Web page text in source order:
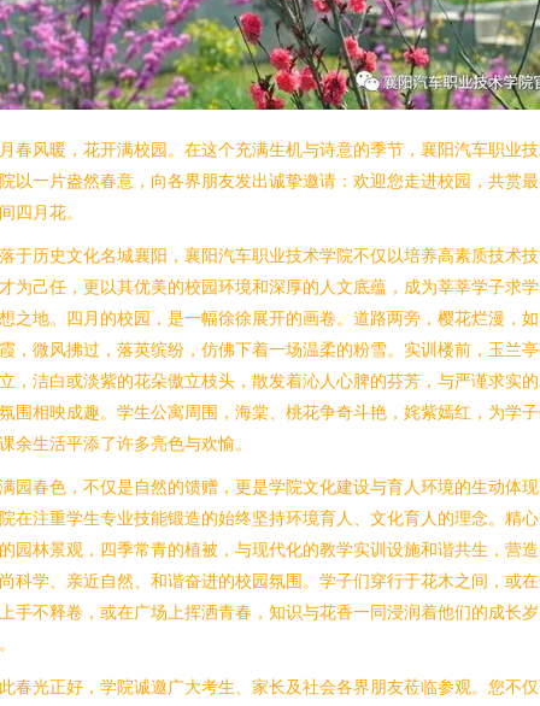
春风暖，花开满校园。在这个充满生机与诗意的季节，襄阳汽车职业
以一片盎然春意，向各界朋友发出诚挚邀请：欢迎您走进校园，共赏
四月花。
于历史文化名城襄阳，襄阳汽车职业技术学院不仅以培养高素质技术
为己任，更以其优美的校园环境和深厚的人文底蕴，成为莘莘学子求
之地。四月的校园，是一幅徐徐展开的画卷。道路两旁，樱花烂漫，
，微风拂过，落英缤纷，仿佛下着一场温柔的粉雪。实训楼前，玉兰
，洁白或淡紫的花朵傲立枝头，散发着沁人心脾的芬芳，与严谨求实
围相映成趣。学生公寓周围，海棠、桃花争奇斗艳，姹紫嫣红，为学
余生活平添了许多亮色与欢愉。
园春色，不仅是自然的馈赠，更是学院文化建设与育人环境的生动体
在注重学生专业技能锻造的始终坚持环境育人、文化育人的理念。精
园林景观，四季常青的植被，与现代化的教学实训设施和谐共生，营
科学、亲近自然、和谐奋进的校园氛围。学子们穿行于花木之间，或
手不释卷，或在广场上挥洒青春，知识与花香一同浸润着他们的成长岁
春光正好，学院诚邀广大考生、家长及社会各界朋友莅临参观。您不